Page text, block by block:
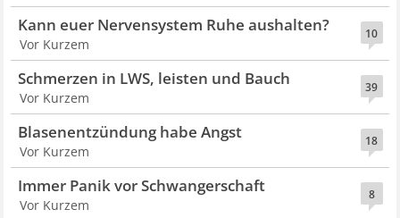
10
Kann euer Nervensystem Ruhe aushalten?
Vor Kurzem
39
Schmerzen in LWS, leisten und Bauch
Vor Kurzem
18
Blasenentzündung habe Angst
Vor Kurzem
8
Immer Panik vor Schwangerschaft
Vor Kurzem